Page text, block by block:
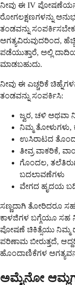
ನೀವು ಈ IV
ರೋಗಲಕ್ಷಣಗಳನ್ನು
ತಂಡವನ್ನು
ಅಗತ್ಯವಿರುವುದರಿಂದ,
ಪಡೆಯುತ್ತಾರೆ, ಅಲ್ಲಿ
ಮಾಡಬಹುದು.
ನೀವು ಈ ಎಚ್ಚರಿಕೆ
ತಂಡವನ್ನು ಸಂಪರ್ಕಿಸಿ:
ಜ್ವರ, ಚಳಿ ಅಥವಾ
ನಿಮ್ಮ ತೋಳುಗಳು,
ಉಸಿರಾಟದ
ತೀವ್ರ ವಾಕರಿಕೆ,
ಗೊಂದಲ,
ಬದಲಾವಣೆಗಳು
ವೇಗದ ಹೃದಯ
ಸಣ್ಣದಾಗಿ ತೋರಿದರೂ
ಕಾಳಜಿಗಳ ಬಗ್ಗೆಯೂ ಸಹ
ಪೋಷಣೆ ಚಿಕಿತ್ಸೆಯು
ಪರಿಣಾಮ ಬೀರುತ್ತದೆ,
ಹೊಂದಾಣಿಕೆಗಳ
ಅಮೈನೋ